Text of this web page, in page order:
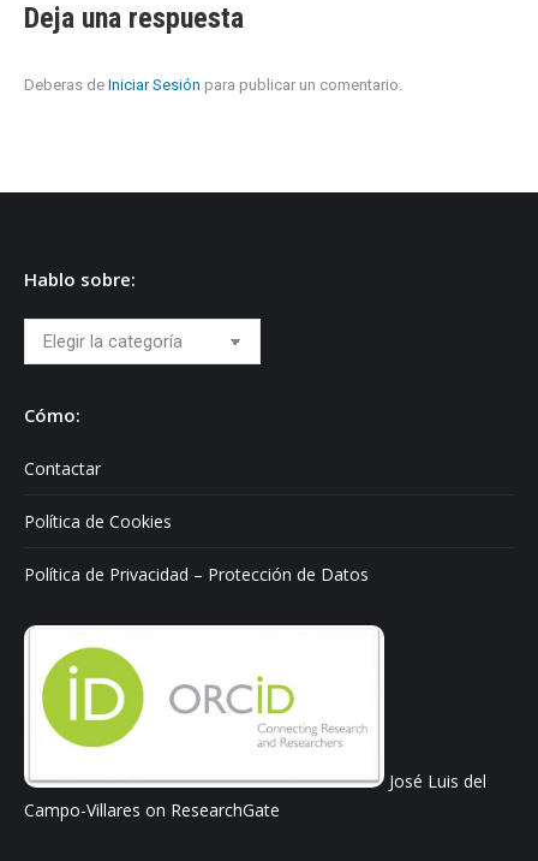
Deja una respuesta
Deberas de Iniciar Sesión para publicar un comentario.
Hablo sobre:
Hablo
sobre:
Cómo:
Contactar
Política de Cookies
Política de Privacidad – Protección de Datos
José Luis del
Campo-Villares on ResearchGate